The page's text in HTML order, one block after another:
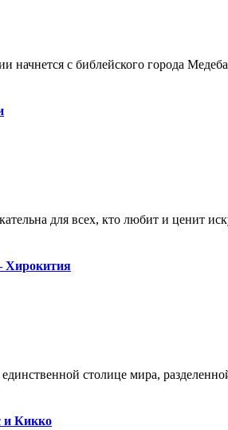
начнется с библейского города
для всех, кто любит и ценит
Хирокития
столице мира,
и Кикко